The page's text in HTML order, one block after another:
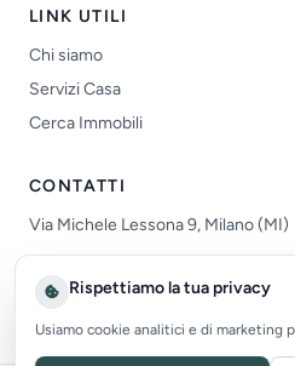
LINK UTILI
Chi siamo
Servizi Casa
Cerca Immobili
CONTATTI
Via Michele Lessona 9, Milano (MI)
P.IVA 12691210962
Rispettiamo la tua privacy
Usiamo cookie analitici e di marketing